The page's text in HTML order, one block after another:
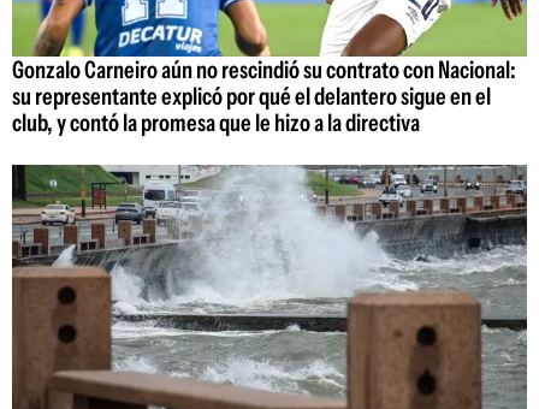
Gonzalo Carneiro aún no rescindió su contrato con Nacional:
su representante explicó por qué el delantero sigue en el
club, y contó la promesa que le hizo a la directiva